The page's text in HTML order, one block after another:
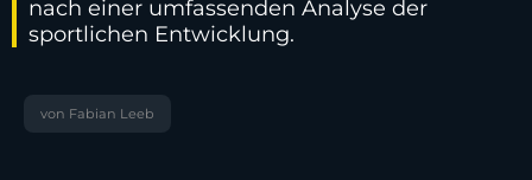
nach einer umfassenden Analyse der
sportlichen Entwicklung.
von Fabian Leeb